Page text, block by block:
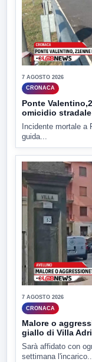
7 AGOSTO 2026
CRONACA
Ponte
omicidio stradale
Incidente mortale a
guida...
7 AGOSTO 2026
CRONACA
Malore o
giallo di Villa
Sarà affidato con
settimana